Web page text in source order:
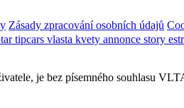
Zásady zpracování osobních údajů
tipcars vlasta kvety annonce story
je bez písemného souhlasu